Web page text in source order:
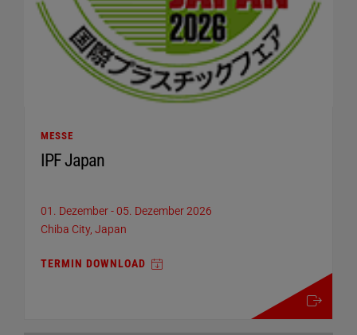
MESSE
IPF Japan
01. Dezember-05. Dezember 2026
Chiba City, Japan
TERMIN DOWNLOAD
mehr details